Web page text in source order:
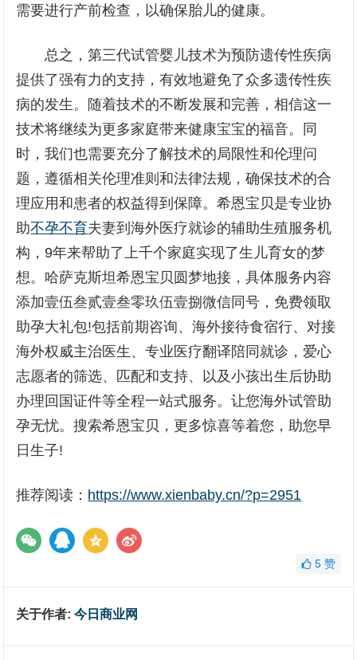
需要进行产前检查，以确保胎儿的健康。
总之，第三代试管婴儿技术为预防遗传性疾病
提供了强有力的支持，有效地避免了众多遗传性疾
病的发生。随着技术的不断发展和完善，相信这一
技术将继续为更多家庭带来健康宝宝的福音。同
时，我们也需要充分了解技术的局限性和伦理问
题，遵循相关伦理准则和法律法规，确保技术的合
理应用和患者的权益得到保障。希恩宝贝是专业协
助不孕不育夫妻到海外医疗就诊的辅助生殖服务机
构，9年来帮助了上千个家庭实现了生儿育女的梦
想。哈萨克斯坦希恩宝贝圆梦地接，具体服务内容
添加壹伍叁贰壹叁零玖伍壹捌微信同号，免费领取
助孕大礼包!包括前期咨询、海外接待食宿行、对接
海外权威主治医生、专业医疗翻译陪同就诊，爱心
志愿者的筛选、匹配和支持、以及小孩出生后协助
办理回国证件等全程一站式服务。让您海外试管助
孕无忧。搜索希恩宝贝，更多惊喜等着您，助您早
日生子!
推荐阅读： https://www.xienbaby.cn/?p=2951
5 赞
关于作者:今日商业网